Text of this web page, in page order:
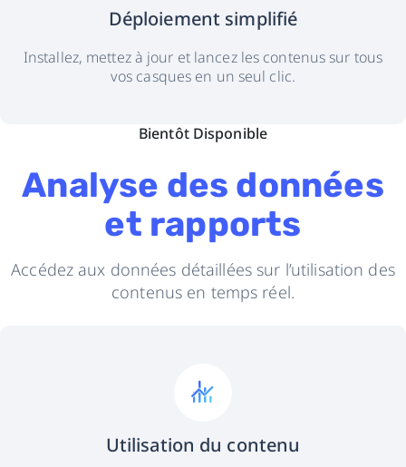
Déploiement simplifié
Installez, mettez à jour et lancez les contenus sur tous
vos casques en un seul clic.
Bientôt Disponible
Analyse des données
et rapports
Accédez aux données détaillées sur l’utilisation des
contenus en temps réel.
Utilisation du contenu